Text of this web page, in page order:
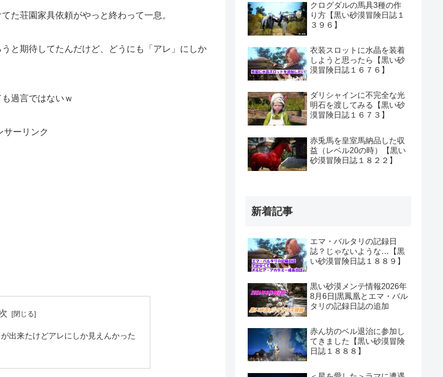
た荘園家具依頼がやっと終わって一息。
と期待してたんだけど、どうにも「アレ」にしか
過言ではないｗ
サーリンク
出来たけどアレにしか見えんかった
クログダルの馬具3種の作
り方【黒い砂漠冒険日誌１
３９６】
衣装スロットに水晶を装着
しようと思ったら【黒い砂
漠冒険日誌１６７６】
ダリシャインに不完全な光
明石を渡してみる【黒い砂
漠冒険日誌１６７３】
赤兎馬を皇室馬納品した収
益（レベル20の時）【黒い
砂漠冒険日誌１８２２】
新着記事
エマ・バルタリの記録日
誌？じゃないような…【黒
い砂漠冒険日誌１８８９】
黒い砂漠メンテ情報2026年
8月6日|黒鳳凰とエマ・バル
タリの記録日誌の追加
赤ん坊のベル退治に参加し
てきました【黒い砂漠冒険
日誌１８８８】